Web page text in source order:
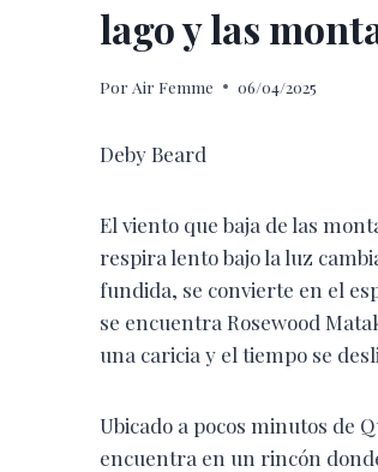
lago y las
Por Air Femme 06/04/2025
Deby Beard
El viento que baja de las
respira lento bajo la luz
fundida, se convierte en el
se encuentra Rosewood
una caricia y el tiempo se
Ubicado a pocos minutos de
encuentra en un rincón